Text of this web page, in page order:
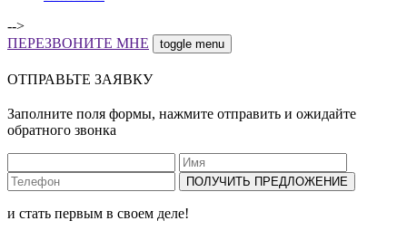
-->
ПЕРЕЗВОНИТЕ МНЕ
toggle menu
ОТПРАВЬТЕ ЗАЯВКУ
Заполните поля формы, нажмите отправить и ожидайте
обратного звонка
ПОЛУЧИТЬ ПРЕДЛОЖЕНИЕ
и стать первым в своем деле!